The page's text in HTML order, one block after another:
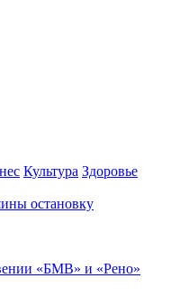
Культура Здоровье
остановку
«БМВ» и «Рено»